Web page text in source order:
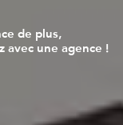
de plus,
avec une agence !